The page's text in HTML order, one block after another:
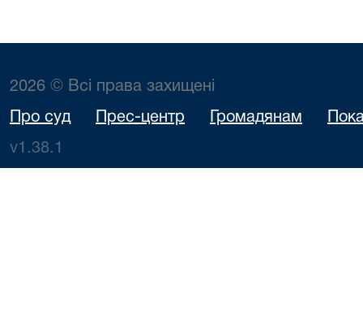
2026 © Всі права захищені
Про суд Прес-центр Громадянам
v1.38.1